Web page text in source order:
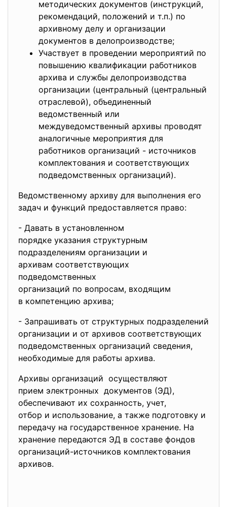
методических документов (инструкций,
рекомендаций, положений и т.п.) по
архивному делу и организации
документов в делопроизводстве;
Участвует в проведении мероприятий по
повышению квалификации работников
архива и службы делопроизводства
организации (центральный (центральный
отраслевой), объединенный
ведомственный или
междуведомственный архивы проводят
аналогичные мероприятия для
работников организаций - источников
комплектования и соответствующих
подведомственных организаций).
Ведомственному архиву для выполнения его
задач и функций предоставляется право:
- Давать в установленном
порядке указания структурным
подразделениям организации и
архивам соответствующих
подведомственных
организаций по вопросам, входящим
в компетенцию архива;
- Запрашивать от структурных подразделений
организации и от архивов соответствующих
подведомственных организаций сведения,
необходимые для работы архива.
Архивы организаций осуществляют
прием электронных документов (ЭД),
обеспечивают их сохранность, учет,
отбор и использование, а также подготовку и
передачу на государственное хранение. На
хранение передаются ЭД в составе фондов
организаций-источников комплектования
архивов.